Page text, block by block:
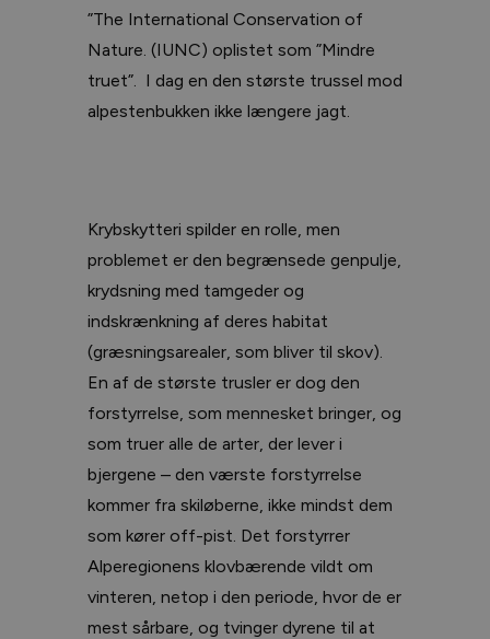
”The International Conservation of
Nature. (IUNC) oplistet som ”Mindre
truet”. I dag en den største trussel mod
alpestenbukken ikke længere jagt.
Krybskytteri spilder en rolle, men
problemet er den begrænsede genpulje,
krydsning med tamgeder og
indskrænkning af deres habitat
(græsningsarealer, som bliver til skov).
En af de største trusler er dog den
forstyrrelse, som mennesket bringer, og
som truer alle de arter, der lever i
bjergene – den værste forstyrrelse
kommer fra skiløberne, ikke mindst dem
som kører off-pist. Det forstyrrer
Alperegionens klovbærende vildt om
vinteren, netop i den periode, hvor de er
mest sårbare, og tvinger dyrene til at